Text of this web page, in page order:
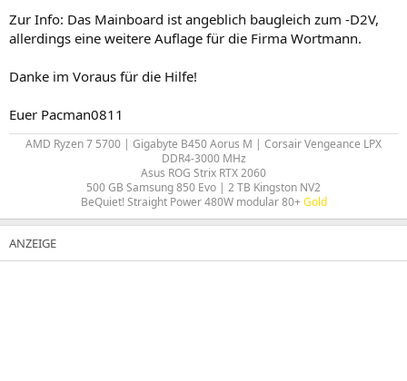
Zur Info: Das Mainboard ist angeblich baugleich zum -D2V,
allerdings eine weitere Auflage für die Firma Wortmann.
Danke im Voraus für die Hilfe!
Euer Pacman0811
AMD Ryzen 7 5700 | Gigabyte B450 Aorus M | Corsair Vengeance LPX
DDR4-3000 MHz
Asus ROG Strix RTX 2060
500 GB Samsung 850 Evo | 2 TB Kingston NV2
BeQuiet! Straight Power 480W modular 80+Gold